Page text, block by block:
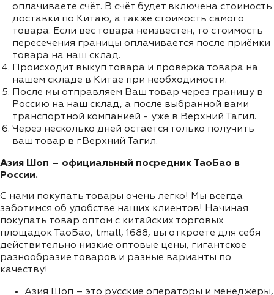
оплачиваете счёт. В счёт будет включена стоимость
доставки по Китаю, а также стоимость самого
товара. Если вес товара неизвестен, то стоимость
пересечения границы оплачивается после приёмки
товара на наш склад.
Происходит выкуп товара и проверка товара на
нашем складе в Китае при необходимости.
После мы отправляем Ваш товар через границу в
Россию на наш склад, а после выбранной вами
транспортной компанией - уже в Верхний Тагил.
Через несколько дней остаётся только получить
ваш товар в г.Верхний Тагил.
Азия Шоп – официальный посредник ТаоБао в
России.
С нами покупать товары очень легко! Мы всегда
заботимся об удобстве наших клиентов! Начиная
покупать товар оптом с китайских торговых
площадок ТаоБао, tmall, 1688, вы откроете для себя
действительно низкие оптовые цены, гигантское
разнообразие товаров и разные варианты по
качеству!
Азия Шоп – это русские операторы и менеджеры,